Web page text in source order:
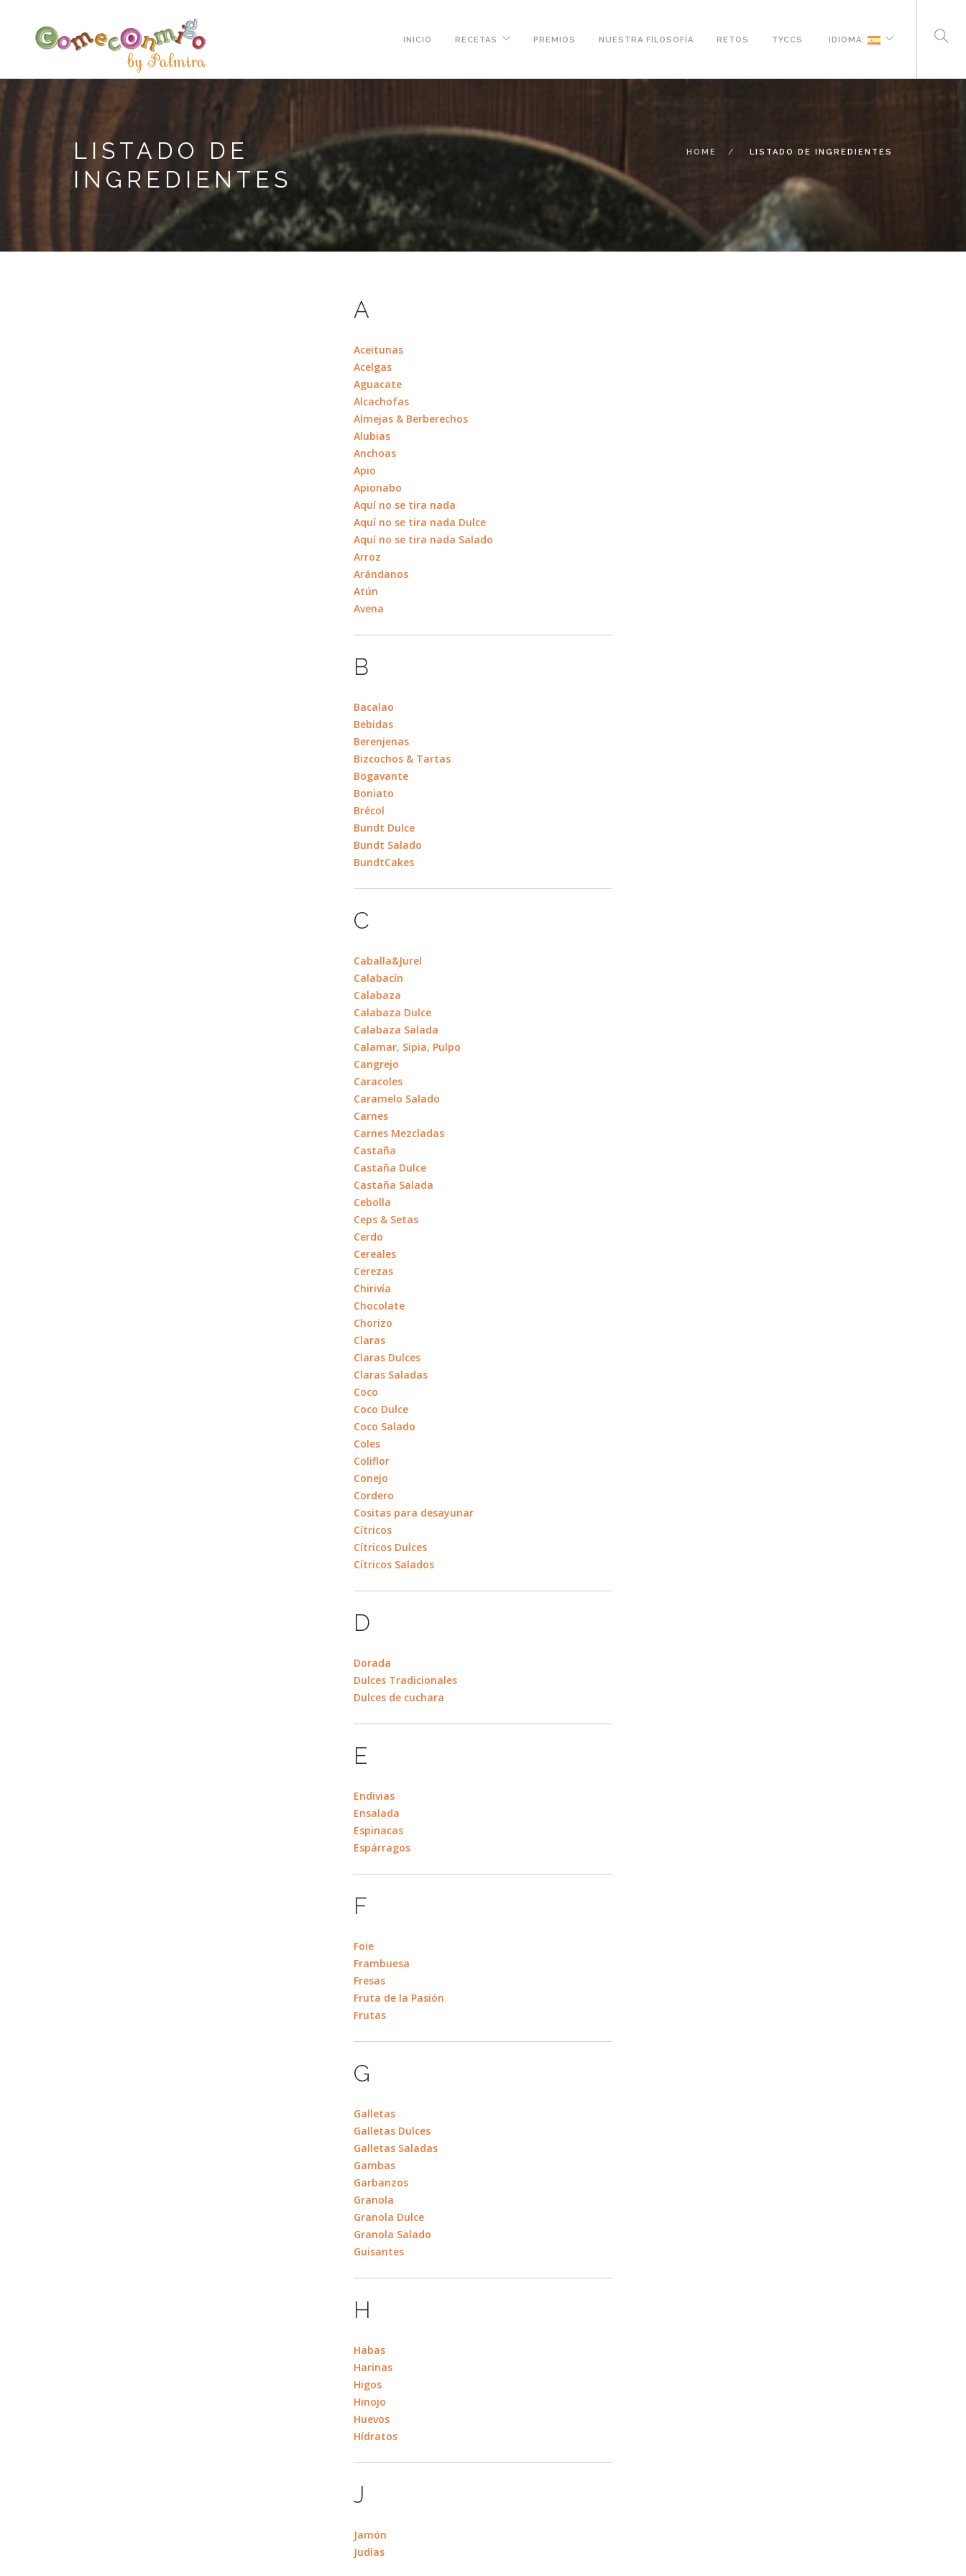
INICIO RECETAS PREMIOS NUESTRA FILOSOFÍA RETOS TYCCS IDIOMA:
LISTADO DE
INGREDIENTES
HOME LISTADO DE INGREDIENTES
A
Aceitunas
Acelgas
Aguacate
Alcachofas
Almejas & Berberechos
Alubias
Anchoas
Apio
Apionabo
Aquí no se tira nada
Aquí no se tira nada Dulce
Aquí no se tira nada Salado
Arroz
Arándanos
Atún
Avena
B
Bacalao
Bebidas
Berenjenas
Bizcochos & Tartas
Bogavante
Boniato
Brécol
Bundt Dulce
Bundt Salado
BundtCakes
C
Caballa&Jurel
Calabacín
Calabaza
Calabaza Dulce
Calabaza Salada
Calamar, Sipia, Pulpo
Cangrejo
Caracoles
Caramelo Salado
Carnes
Carnes Mezcladas
Castaña
Castaña Dulce
Castaña Salada
Cebolla
Ceps & Setas
Cerdo
Cereales
Cerezas
Chirivía
Chocolate
Chorizo
Claras
Claras Dulces
Claras Saladas
Coco
Coco Dulce
Coco Salado
Coles
Coliflor
Conejo
Cordero
Cositas para desayunar
Cítricos
Cítricos Dulces
Cítricos Salados
D
Dorada
Dulces Tradicionales
Dulces de cuchara
E
Endivias
Ensalada
Espinacas
Espárragos
F
Foie
Frambuesa
Fresas
Fruta de la Pasión
Frutas
G
Galletas
Galletas Dulces
Galletas Saladas
Gambas
Garbanzos
Granola
Granola Dulce
Granola Salado
Guisantes
H
Habas
Harinas
Higos
Hinojo
Huevos
Hídratos
J
Jamón
Judías